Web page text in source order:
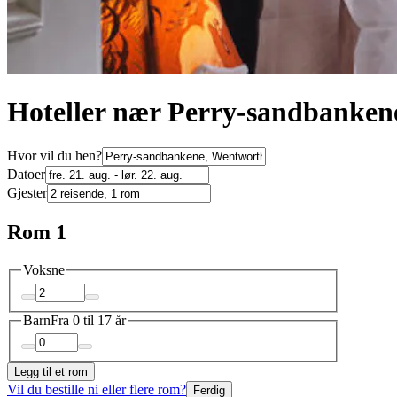
Hoteller nær Perry-
Hvor vil du hen?
Datoer
Gjester
Rom 1
Voksne
BarnFra 0 til 17 år
Legg til et rom
Vil du bestille ni eller flere rom? Ferdig